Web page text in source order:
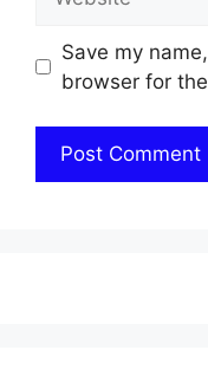
Save my
browser for